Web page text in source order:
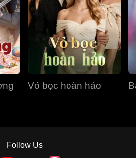
Vỏ bọc hoàn hảo
Follow Us